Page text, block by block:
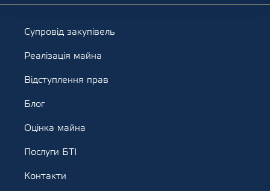
Супровід закупівель
Реалізація майна
Відступлення прав
Блог
Оцінка майна
Послуги БТІ
Контакти